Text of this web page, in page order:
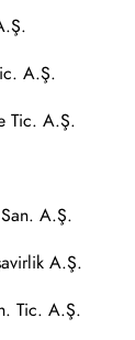
A.Ş.
Tic. A.Ş.
A.Ş.
A.Ş.
Tic. A.Ş.